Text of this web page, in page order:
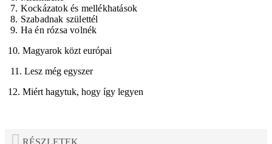
7. Kockázatok és mellékhatások
8. Szabadnak születtél
9. Ha én rózsa volnék
10. Magyarok közt európai
11. Lesz még egyszer
12. Miért hagytuk, hogy így legyen
RÉSZLETEK